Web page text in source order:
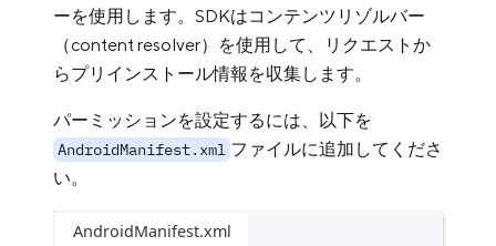
ーを使用します。SDKはコンテンツリゾルバー
（content resolver）を使用して、リクエストか
らプリインストール情報を収集します。
パーミッションを設定するには、以下を
AndroidManifest.xml ファイルに追加してくださ
い。
AndroidManifest.xml